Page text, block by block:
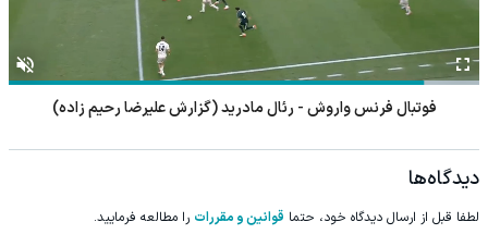
فوتبال فرنس واروش - رئال مادرید (گزارش علیرضا رحیم زاده)
دیدگاه‌ها
لطفا قبل از ارسال دیدگاه خود، حتما قوانین و مقررات را مطالعه فرمایید.